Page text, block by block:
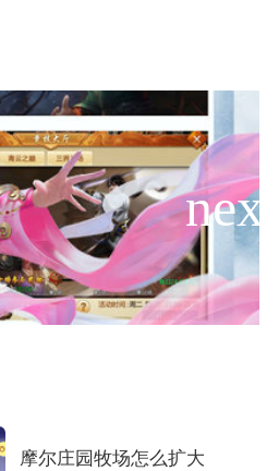
摩尔庄园牧场怎么扩大